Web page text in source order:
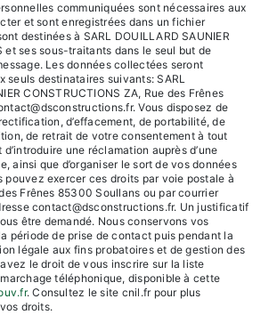
communiquées sont nécessaires aux
et sont enregistrées dans un fichier
destinées à SARL DOUILLARD SAUNIER
et ses sous-traitants dans le seul but de
Les données collectées seront
seuls destinataires suivants: SARL
CONSTRUCTIONS ZA, Rue des Frênes
Vous disposez de
d’effacement, de portabilité, de
de retrait de votre consentement à tout
une réclamation auprès d’une
ainsi que d’organiser le sort de vos données
pouvez exercer ces droits par voie postale à
Frênes 85300 Soullans ou par courrier
contact@dsconstructions.fr. Un justificatif
être demandé. Nous conservons vos
période de prise de contact puis pendant la
légale aux fins probatoires et de gestion des
le droit de vous inscrire sur la liste
téléphonique, disponible à cette
. Consultez le site cnil.fr pour plus
droits.